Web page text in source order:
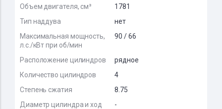
Объем двигателя, см³
1781
Тип наддува
нет
Максимальная мощность,
л.с./кВт при об/мин
90 / 66
Расположение цилиндров
рядное
Количество цилиндров
4
Степень сжатия
8.75
Диаметр цилиндра и ход
-